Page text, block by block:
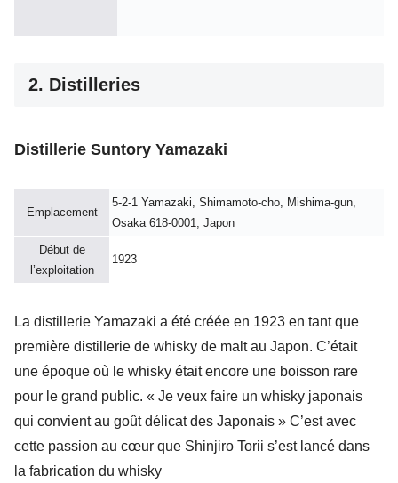
2. Distilleries
Distillerie Suntory Yamazaki
Emplacement
5-2-1 Yamazaki, Shimamoto-cho, Mishima-gun,
Osaka 618-0001, Japon
Début de
l’exploitation
1923
La distillerie Yamazaki a été créée en 1923 en tant que
première distillerie de whisky de malt au Japon. C’était
une époque où le whisky était encore une boisson rare
pour le grand public. « Je veux faire un whisky japonais
qui convient au goût délicat des Japonais » C’est avec
cette passion au cœur que Shinjiro Torii s’est lancé dans
la fabrication du whisky